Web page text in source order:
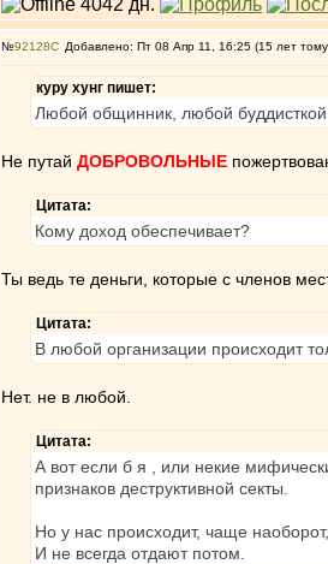
№92128 Добавлено: Пт 08 Апр 11, 16:25 (15 лет
куру хунг пишет:
Любой общинник, любой
Не путай ДОБРОВОЛЬНЫЕ
Цитата:
Кому доход обеспечивает?
Ты ведь те деньги, которые с членов
Цитата:
В любой организации происходит
Нет. не в любой.
Цитата:
А вот если б я , или некие
признаков деструктивной секты.
Но у нас происходит, чаще
И не всегда отдают потом.